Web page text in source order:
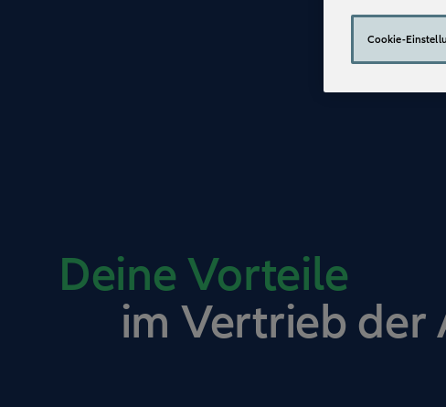
Deine Vorteile
im Vertrieb der
Cookie-